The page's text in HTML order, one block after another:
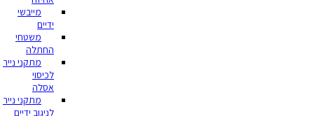
מייבשי
ידיים
משטחי
החתלה
מתקני נייר
לכיסוי
אסלה
מתקני נייר
לניגוב ידיים